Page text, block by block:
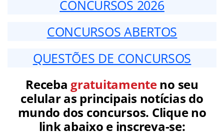
CONCURSOS 2026
CONCURSOS ABERTOS
QUESTÕES DE CONCURSOS
Receba gratuitamenteno seu
celular as principais notícias do
mundo dos concursos. Clique no
link abaixo e inscreva-se: